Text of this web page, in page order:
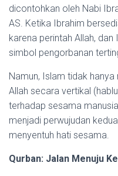
dicontohkan oleh Nabi
AS. Ketika Ibrahim
karena perintah Allah, dan
simbol pengorbanan
Namun, Islam tidak
Allah secara vertikal
terhadap sesama
menjadi perwujudan
menyentuh hati sesama.
Qurban: Jalan Menuju